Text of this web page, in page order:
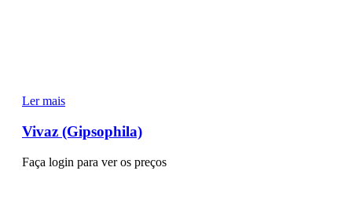
Ler mais
Vivaz (Gipsophila)
Faça login para ver os preços